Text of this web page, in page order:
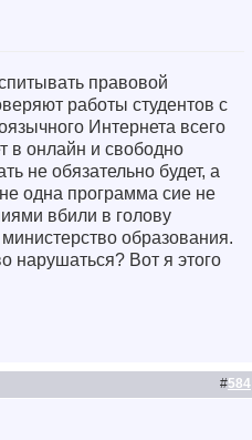
правовой
работы студентов с
Интернета всего
в онлайн и свободно
не обязательно будет, а
одна программа сие не
вбили в голову
образования.
нарушаться? Вот я этого
#584